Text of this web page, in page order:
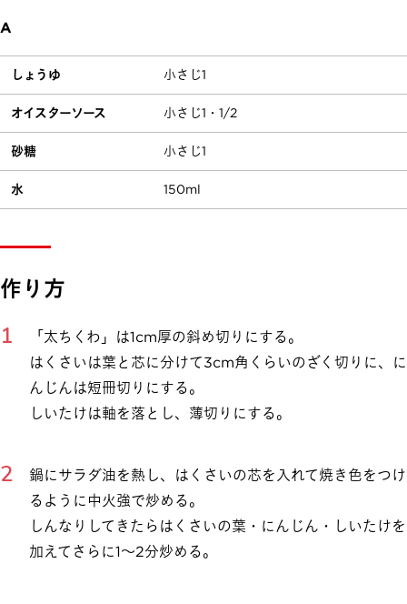
A
しょうゆ 小さじ1
オイスターソース 小さじ1・1/2
砂糖 小さじ1
水 150ml
作り方
「太ちくわ」は1cm厚の斜め切りにする。
はくさいは葉と芯に分けて3cm角くらいのざく切りに、に
んじんは短冊切りにする。
しいたけは軸を落とし、薄切りにする。
鍋にサラダ油を熱し、はくさいの芯を入れて焼き色をつけ
るように中火強で炒める。
しんなりしてきたらはくさいの葉・にんじん・しいたけを
加えてさらに1～2分炒める。